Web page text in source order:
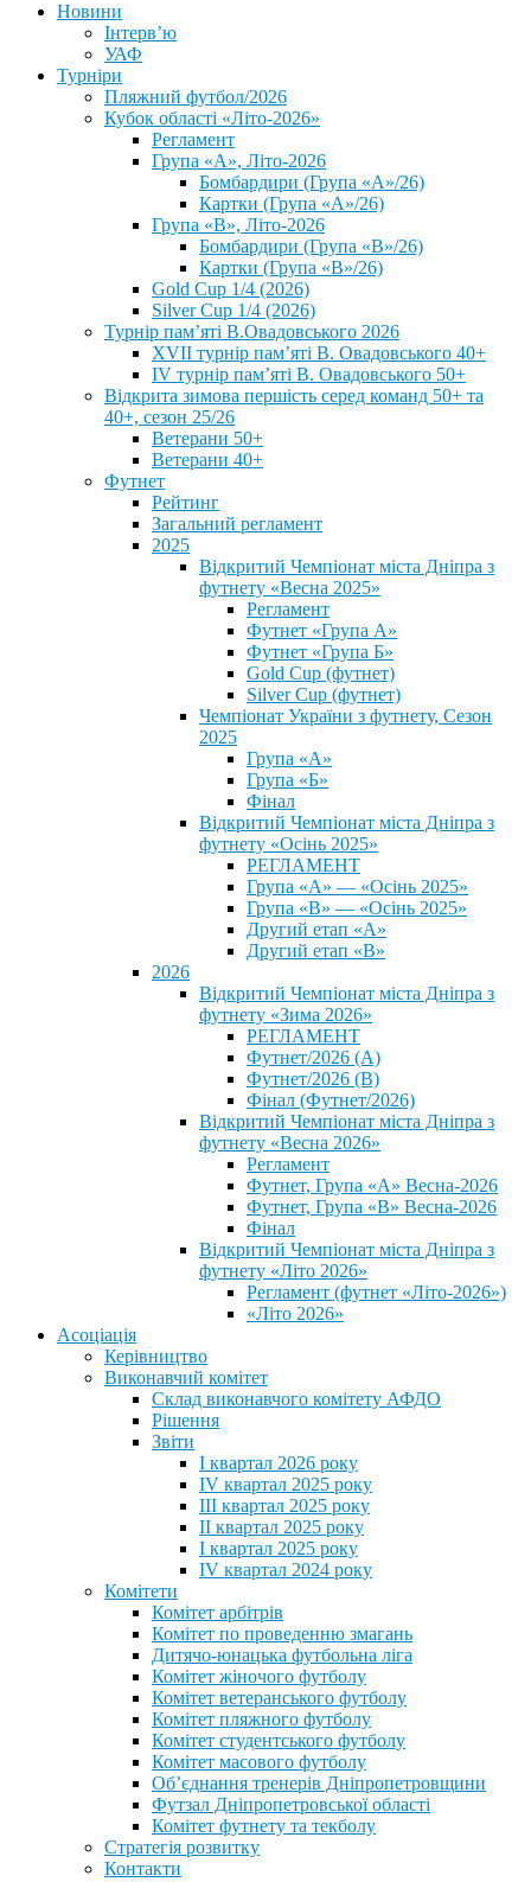
Новини
Інтерв’ю
УАФ
Турніри
Пляжний футбол/2026
Кубок області «Літо-2026»
Регламент
Група «А», Літо-2026
Бомбардири (Група «А»/26)
Картки (Група «А»/26)
Група «В», Літо-2026
Бомбардири (Група «В»/26)
Картки (Група «В»/26)
Gold Cup 1/4 (2026)
Silver Cup 1/4 (2026)
Турнір пам’яті В.Овадовського 2026
XVII турнір пам’яті В. Овадовського 40+
IV турнір пам’яті В. Овадовського 50+
Відкрита зимова першість серед команд 50+ та
40+, сезон 25/26
Ветерани 50+
Ветерани 40+
Футнет
Рейтинг
Загальний регламент
2025
Відкритий Чемпіонат міста Дніпра з
футнету «Весна 2025»
Регламент
Футнет «Група А»
Футнет «Група Б»
Gold Cup (футнет)
Silver Cup (футнет)
Чемпіонат України з футнету, Сезон
2025
Група «А»
Група «Б»
Фінал
Відкритий Чемпіонат міста Дніпра з
футнету «Осінь 2025»
РЕГЛАМЕНТ
Група «А» — «Осінь 2025»
Група «В» — «Осінь 2025»
Другий етап «А»
Другий етап «В»
2026
Відкритий Чемпіонат міста Дніпра з
футнету «Зима 2026»
РЕГЛАМЕНТ
Футнет/2026 (А)
Футнет/2026 (В)
Фінал (Футнет/2026)
Відкритий Чемпіонат міста Дніпра з
футнету «Весна 2026»
Регламент
Футнет, Група «А» Весна-2026
Футнет, Група «В» Весна-2026
Фінал
Відкритий Чемпіонат міста Дніпра з
футнету «Літо 2026»
Регламент (футнет «Літо-2026»)
«Літо 2026»
Асоціація
Керівництво
Виконавчий комітет
Склад виконавчого комітету АФДО
Рішення
Звіти
I квартал 2026 року
IV квартал 2025 року
III квартал 2025 року
II квартал 2025 року
I квартал 2025 року
IV квартал 2024 року
Комітети
Комітет арбітрів
Комітет по проведенню змагань
Дитячо-юнацька футбольна ліга
Комітет жіночого футболу
Комітет ветеранського футболу
Комітет пляжного футболу
Комітет студентського футболу
Комітет масового футболу
Обʼєднання тренерів Дніпропетровщини
Футзал Дніпропетровської області
Комітет футнету та текболу
Стратегія розвитку
Контакти